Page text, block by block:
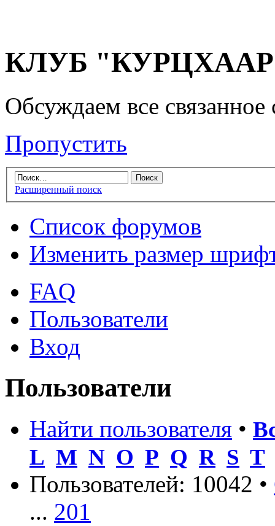
КЛУБ "КУРЦХААР"
Обсуждаем все
Пропустить
Расширенный поиск
Список форумов
Изменить размер
FAQ
Пользователи
Вход
Пользователи
Найти пользователя •
L M N O P Q R S T
Пользователей: 10042 •
... 201